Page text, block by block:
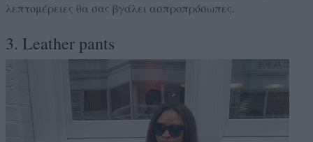
λεπτομέρειες θα σας βγάλει ασπροπρόσωπες.
3. Leather pants